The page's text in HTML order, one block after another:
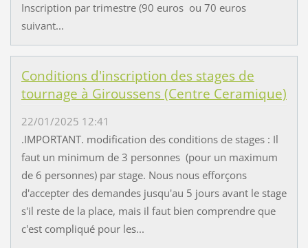
Inscription par trimestre (90 euros ou 70 euros
suivant...
Conditions d'inscription des stages de
tournage à Giroussens (Centre Ceramique)
22/01/2025 12:41
.IMPORTANT. modification des conditions de stages : Il
faut un minimum de 3 personnes (pour un maximum
de 6 personnes) par stage. Nous nous efforçons
d'accepter des demandes jusqu'au 5 jours avant le stage
s'il reste de la place, mais il faut bien comprendre que
c'est compliqué pour les...